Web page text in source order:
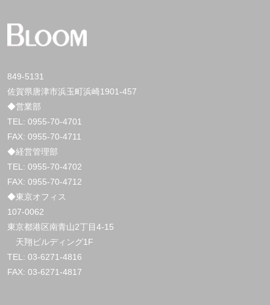
849-5131
佐賀県唐津市浜玉町浜崎1901-457
◆営業部
TEL: 0955-70-4701
FAX: 0955-70-4711
◆経営管理部
TEL: 0955-70-4702
FAX: 0955-70-4712
◆東京オフィス
107-0062
東京都港区南青山2丁目4-15
天翔ビルディング1F
TEL: 03-6271-4816
FAX: 03-6271-4817